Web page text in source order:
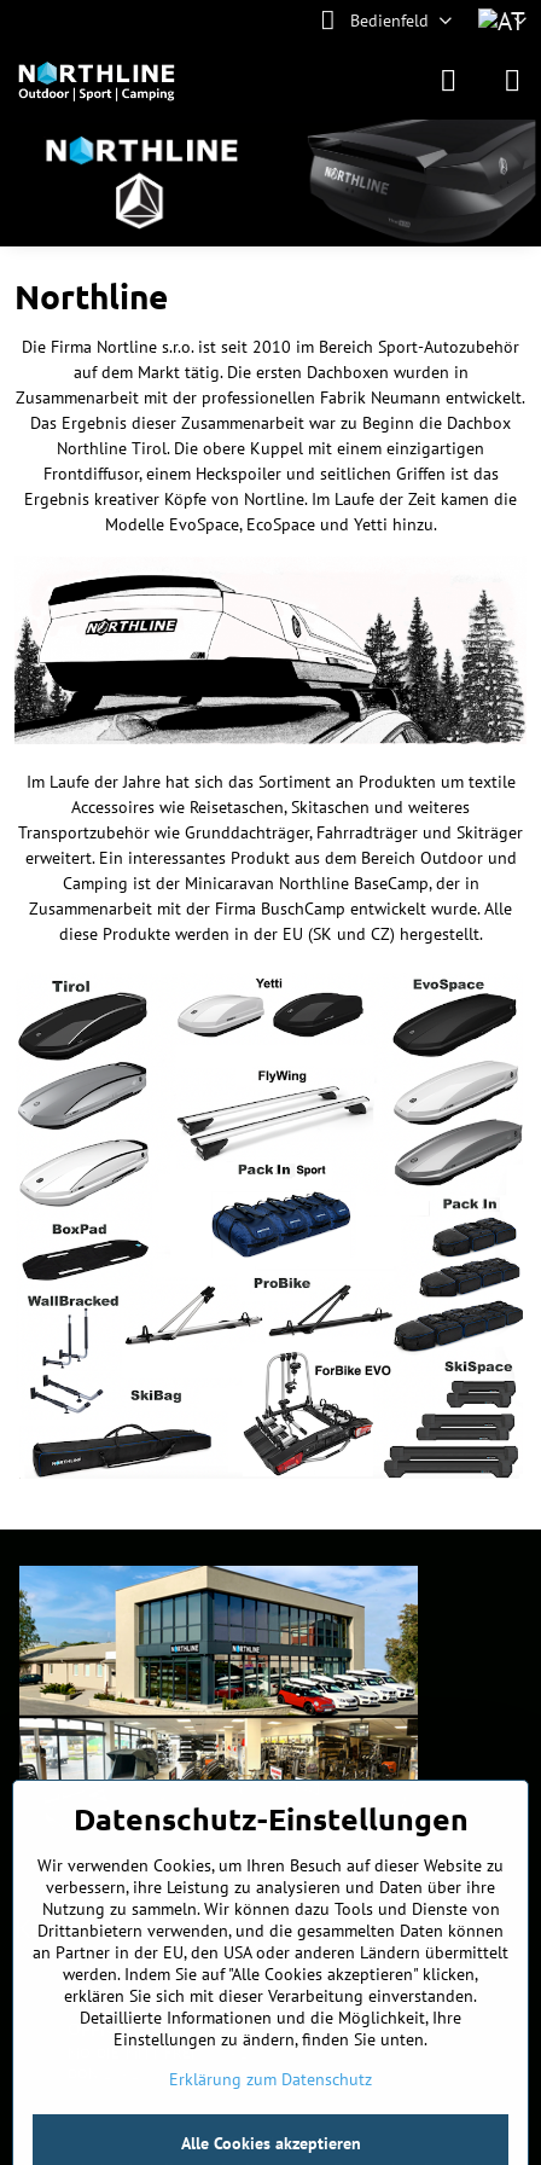
Bedienfeld
Northline
Die Firma Nortline s.r.o. ist seit 2010 im Bereich Sport-Autozubehör
auf dem Markt tätig. Die ersten Dachboxen wurden in
Zusammenarbeit mit der professionellen Fabrik Neumann entwickelt.
Das Ergebnis dieser Zusammenarbeit war zu Beginn die Dachbox
Northline Tirol. Die obere Kuppel mit einem einzigartigen
Frontdiffusor, einem Heckspoiler und seitlichen Griffen ist das
Ergebnis kreativer Köpfe von Nortline. Im Laufe der Zeit kamen die
Modelle EvoSpace, EcoSpace und Yetti hinzu.
Im Laufe der Jahre hat sich das Sortiment an Produkten um textile
Accessoires wie Reisetaschen, Skitaschen und weiteres
Transportzubehör wie Grunddachträger, Fahrradträger und Skiträger
erweitert. Ein interessantes Produkt aus dem Bereich Outdoor und
Camping ist der Minicaravan Northline BaseCamp, der in
Zusammenarbeit mit der Firma BuschCamp entwickelt wurde. Alle
diese Produkte werden in der EU (SK und CZ) hergestellt.
Kontakte
+421 902 255 255
ÖFFNUNGSZEITEN
MO, DIE, MITT, FREI9:00 - 17:00
© 2026Urheberrecht
Datenschutz-Einstellungen
Wir verwenden Cookies, um Ihren Besuch auf dieser Website zu
verbessern, ihre Leistung zu analysieren und Daten über ihre
Nutzung zu sammeln. Wir können dazu Tools und Dienste von
Drittanbietern verwenden, und die gesammelten Daten können
an Partner in der EU, den USA oder anderen Ländern übermittelt
werden. Indem Sie auf "Alle Cookies akzeptieren" klicken,
erklären Sie sich mit dieser Verarbeitung einverstanden.
Detaillierte Informationen und die Möglichkeit, Ihre
Einstellungen zu ändern, finden Sie unten.
Erklärung zum Datenschutz
Alle Cookies akzeptieren